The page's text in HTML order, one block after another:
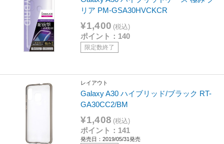
リア PM-GSA30HVCKCR
¥1,400 (税込)
ポイント：140
限定数終了
レイアウト
Galaxy A30 ハイブリッド/ブラック RT-
GA30CC2/BM
¥1,408 (税込)
ポイント：141
発売日：2019/05/31発売